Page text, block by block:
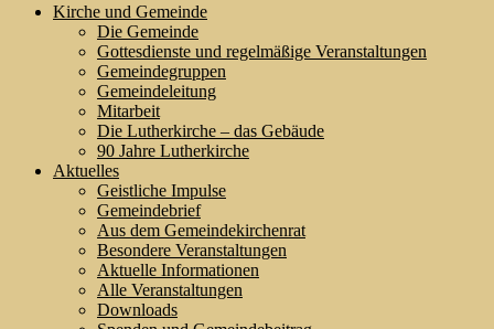
Kirche und Gemeinde
Die Gemeinde
Gottesdienste und regelmäßige Veranstaltungen
Gemeindegruppen
Gemeindeleitung
Mitarbeit
Die Lutherkirche – das Gebäude
90 Jahre Lutherkirche
Aktuelles
Geistliche Impulse
Gemeindebrief
Aus dem Gemeindekirchenrat
Besondere Veranstaltungen
Aktuelle Informationen
Alle Veranstaltungen
Downloads